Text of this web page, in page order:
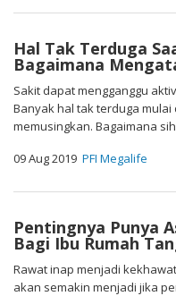
Hal Tak Terduga
Bagaimana
Sakit dapat mengganggu
Banyak hal tak terduga
memusingkan. Bagaimana
09 Aug 2019 PFI Megalife
Pentingnya Punya
Bagi Ibu Rumah
Rawat inap menjadi
akan semakin menjadi jika